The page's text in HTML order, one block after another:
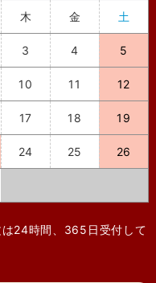
木 金 土
3 4 5
10 11 12
17 18 19
24 25 26
24時間、365日受付して